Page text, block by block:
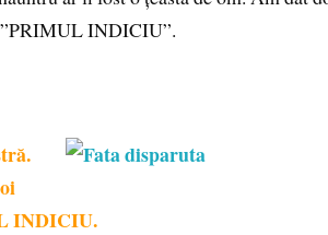
”PRIMUL INDICIU”.
INDICIU.